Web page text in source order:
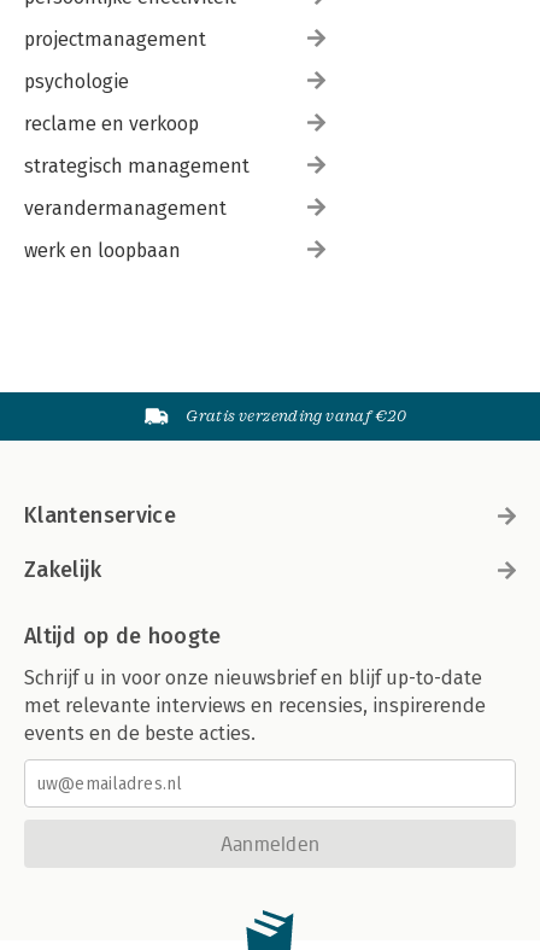
projectmanagement
psychologie
reclame en verkoop
strategisch management
verandermanagement
werk en loopbaan
Gratis verzending vanaf €20
Klantenservice
Zakelijk
Altijd op de hoogte
Schrijf u in voor onze nieuwsbrief en blijf up-to-date
met relevante interviews en recensies, inspirerende
events en de beste acties.
Aanmelden